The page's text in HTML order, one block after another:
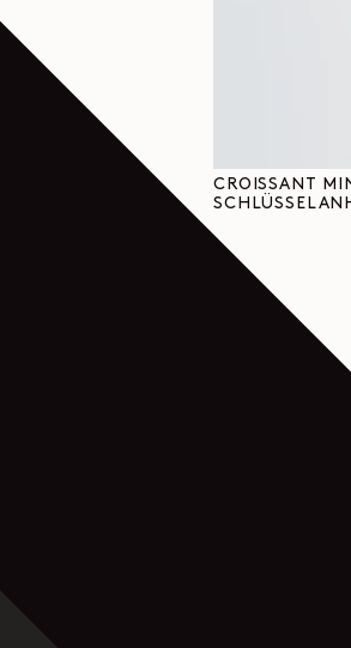
CROISSANT
WELTWEITER